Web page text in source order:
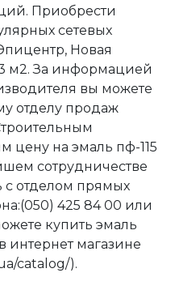
Приобрести
сетевых
Новая
м2. За информацией
вы можете
отделу продаж
цену на эмаль пф-115
сотрудничестве
с отделом прямых
425 84 00 или
купить эмаль
интернет магазине
catalog/).